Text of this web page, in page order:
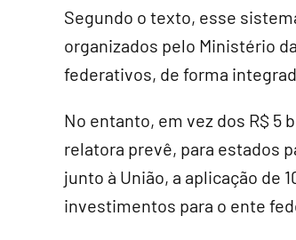
Segundo o texto, esse
organizados pelo Ministério
federativos, de forma
No entanto, em vez dos R$ 5
relatora prevê, para estados
junto à União, a aplicação de
investimentos para o ente